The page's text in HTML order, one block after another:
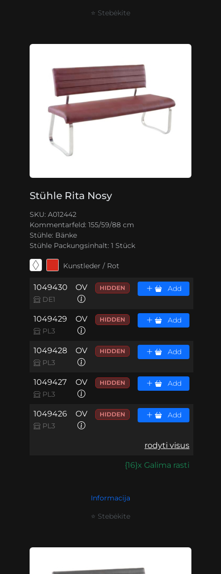
⭐ Stebėkite
Stühle Rita Nosy
SKU: A012442
Kommentarfeld: 155/59/88 cm
Stühle: Bänke
Stühle Packungsinhalt: 1 Stück
Kunstleder / Rot
1049430
DE1
OV HIDDEN Add
1049429
PL3
OV HIDDEN Add
1049428
PL3
OV HIDDEN Add
1049427
PL3
OV HIDDEN Add
1049426
PL3
OV HIDDEN Add
rodyti visus
{16}x Galima rasti
Informacija
⭐ Stebėkite